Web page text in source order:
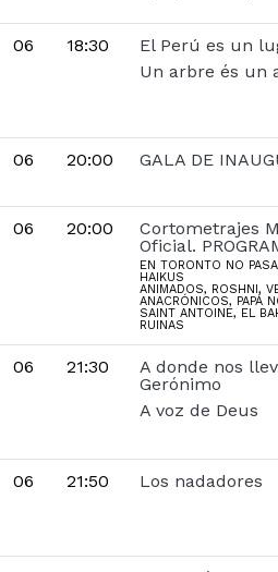
06 18:30
El Perú es un
Un arbre és un
06 20:00 GALA DE
06 20:00
Cortometrajes
Oficial.
EN TORONTO NO
HAIKUS
ANIMADOS, ROSHNI,
ANACRÓNICOS, PAPÁ
SAINT ANTOINE, EL
RUINAS
06 21:30
A donde nos
Gerónimo
A voz de Deus
06 21:50 Los nadadores